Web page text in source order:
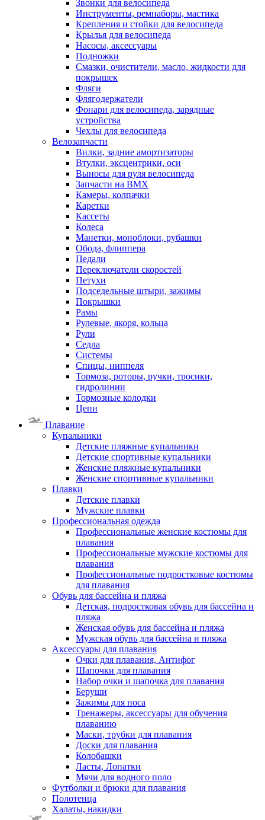
Звонки для велосипеда
Инструменты, ремнаборы, мастика
Крепления и стойки для велосипеда
Крылья для велосипеда
Насосы, аксессуары
Подножки
Смазки, очистители, масло, жидкости для
покрышек
Фляги
Флягодержатели
Фонари для велосипеда, зарядные
устройства
Чехлы для велосипеда
Велозапчасти
Вилки, задние амортизаторы
Втулки, эксцентрики, оси
Выносы для руля велосипеда
Запчасти на BMX
Камеры, колпачки
Каретки
Кассеты
Колеса
Манетки, моноблоки, рубашки
Обода, флиппера
Педали
Переключатели скоростей
Петухи
Подседельные штыри, зажимы
Покрышки
Рамы
Рулевые, якоря, кольца
Рули
Седла
Системы
Спицы, ниппеля
Тормоза, роторы, ручки, тросики,
гидролинии
Тормозные колодки
Цепи
Плавание
Купальники
Детские пляжные купальники
Детские спортивные купальники
Женские пляжные купальники
Женские спортивные купальники
Плавки
Детские плавки
Мужские плавки
Профессиональная одежда
Профессиональные женские костюмы для
плавания
Профессиональные мужские костюмы для
плавания
Профессиональные подростковые костюмы
для плавания
Обувь для бассейна и пляжа
Детская, подростковая обувь для бассейна и
пляжа
Женская обувь для бассейна и пляжа
Мужская обувь для бассейна и пляжа
Аксессуары для плавания
Очки для плавания, Антифог
Шапочки для плавания
Набор очки и шапочка для плавания
Беруши
Зажимы для носа
Тренажеры, аксессуары для обучения
плаванию
Маски, трубки для плавания
Доски для плавания
Колобашки
Ласты, Лопатки
Мячи для водного поло
Футболки и брюки для плавания
Полотенца
Халаты, накидки